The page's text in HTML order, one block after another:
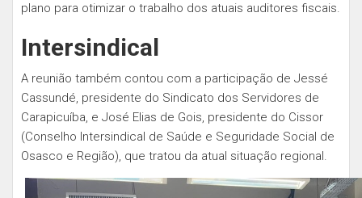
plano para otimizar o trabalho dos atuais auditores fiscais.
Intersindical
A reunião também contou com a participação de Jessé
Cassundé, presidente do Sindicato dos Servidores de
Carapicuíba, e José Elias de Gois, presidente do Cissor
(Conselho Intersindical de Saúde e Seguridade Social de
Osasco e Região), que tratou da atual situação regional.